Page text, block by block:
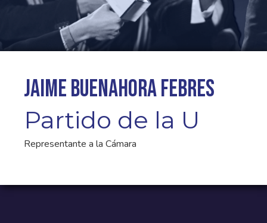
Jaime Buenahora Febres
Partido de la U
Representante a la Cámara